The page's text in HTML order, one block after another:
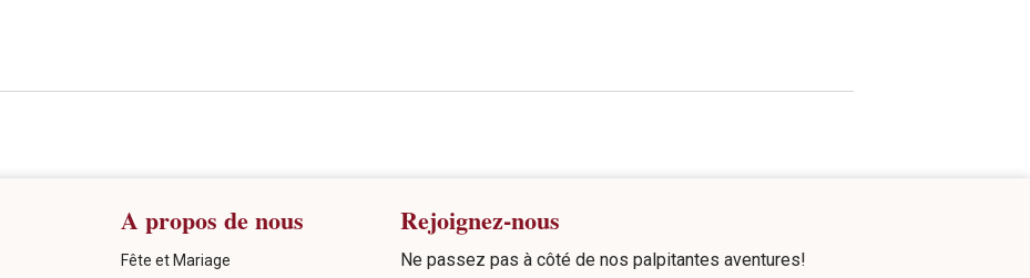
A propos de nous
Fête et Mariage
Rejoignez-nous
Ne passez pas à côté de nos palpitantes aventures!